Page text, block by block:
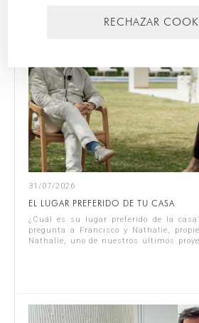
31/07/2026
EL LUGAR PREFERIDO DE TU CASA
¿Cuál es su lugar preferido de la
pregunta a Francisco y Nathalie,
Nathalie, uno de nuestros últimos
RECHAZAR